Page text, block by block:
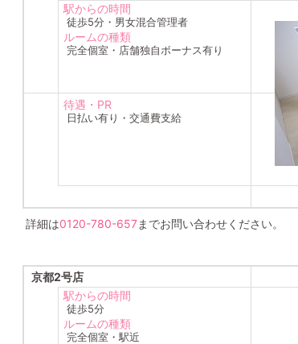
駅からの時間
徒歩5分・男女混合管理者
ルームの種類
完全個室・店舗独自ボーナス有り
待遇・PR
日払い有り・交通費支給
詳細は0120-780-657までお問い合わせください。
京都2号店
駅からの時間
徒歩5分
ルームの種類
完全個室・駅近